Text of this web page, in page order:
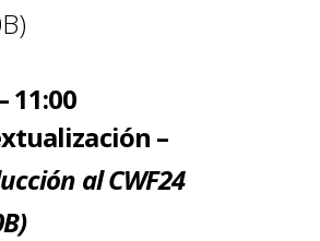
11:00
–
al CWF24